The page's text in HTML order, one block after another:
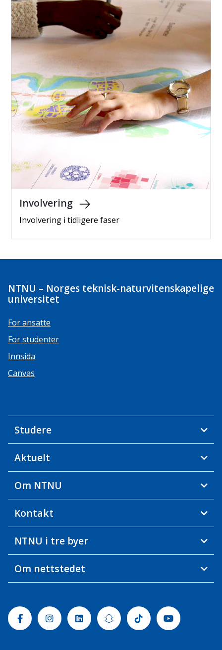
Involvering
Involvering i tidligere faser
NTNU – Norges teknisk-naturvitenskapelige
universitet
For ansatte
For studenter
Innsida
Canvas
Studere
Aktuelt
Om NTNU
Kontakt
NTNU i tre byer
Om nettstedet
FacebookInstagramLinkedinSnapchatTiktok Youtube